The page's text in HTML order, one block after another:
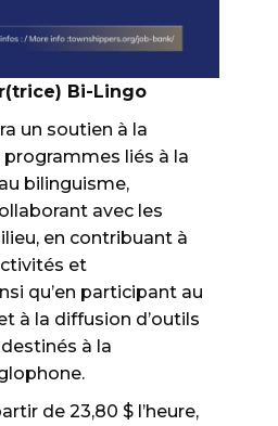
Bi-Lingo
un soutien à la
liés à la
bilinguisme,
avec les
en contribuant à
et
qu’en participant au
à la diffusion d’outils
à la
de 23,80 $ l’heure,